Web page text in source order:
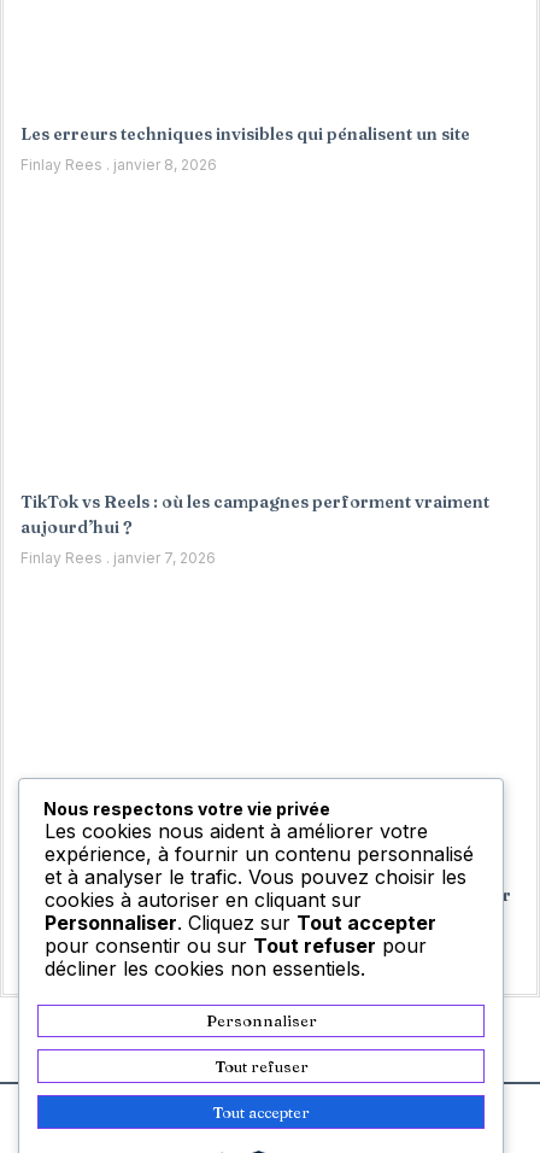
Les erreurs techniques invisibles qui pénalisent un site
Finlay Rees janvier 8, 2026
TikTok vs Reels : où les campagnes performent vraiment
aujourd’hui ?
Finlay Rees janvier 7, 2026
Refonte complète ou optimisation progressive : que choisir
Finlay Rees janvier 7, 2026
Nous respectons votre vie privée
Les cookies nous aident à améliorer votre
expérience, à fournir un contenu personnalisé
et à analyser le trafic. Vous pouvez choisir les
cookies à autoriser en cliquant sur
Personnaliser. Cliquez sur Tout accepter
pour consentir ou sur Tout refuser pour
décliner les cookies non essentiels.
Personnaliser
Tout refuser
Tout accepter